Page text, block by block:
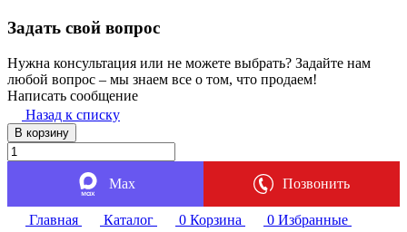
Задать свой вопрос
Нужна консультация или не можете выбрать? Задайте нам
любой вопрос – мы знаем все о том, что продаем!
Написать сообщение
Назад к списку
В корзину
Max Позвонить
Главная Каталог 0 Корзина 0 Избранные